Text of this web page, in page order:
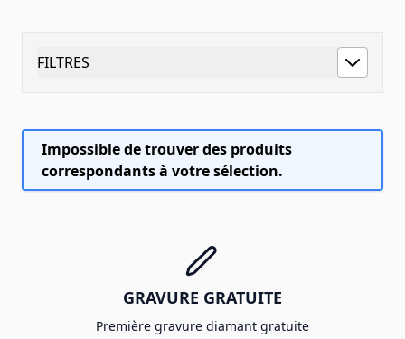
FILTRES
Impossible de trouver des produits
correspondants à votre sélection.
GRAVURE GRATUITE
Première gravure diamant gratuite